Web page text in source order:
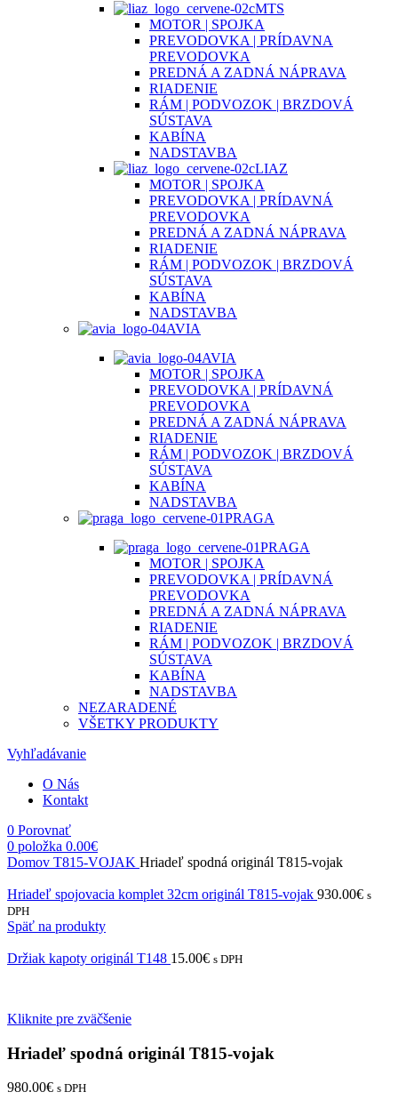
MTS
MOTOR | SPOJKA
PREVODOVKA | PRÍDAVNA
PREVODOVKA
PREDNÁ A ZADNÁ NÁPRAVA
RIADENIE
RÁM | PODVOZOK | BRZDOVÁ
SÚSTAVA
KABÍNA
NADSTAVBA
LIAZ
MOTOR | SPOJKA
PREVODOVKA | PRÍDAVNÁ
PREVODOVKA
PREDNÁ A ZADNÁ NÁPRAVA
RIADENIE
RÁM | PODVOZOK | BRZDOVÁ
SÚSTAVA
KABÍNA
NADSTAVBA
AVIA
AVIA
MOTOR | SPOJKA
PREVODOVKA | PRÍDAVNÁ
PREVODOVKA
PREDNÁ A ZADNÁ NÁPRAVA
RIADENIE
RÁM | PODVOZOK | BRZDOVÁ
SÚSTAVA
KABÍNA
NADSTAVBA
PRAGA
PRAGA
MOTOR | SPOJKA
PREVODOVKA | PRÍDAVNÁ
PREVODOVKA
PREDNÁ A ZADNÁ NÁPRAVA
RIADENIE
RÁM | PODVOZOK | BRZDOVÁ
SÚSTAVA
KABÍNA
NADSTAVBA
NEZARADENÉ
VŠETKY PRODUKTY
Vyhľadávanie
O Nás
Kontakt
0 Porovnať
0 položka 0.00€
Domov T815-VOJAK Hriadeľ spodná originál T815-vojak
Hriadeľ spojovacia komplet 32cm originál T815-vojak 930.00€ s
DPH
Späť na produkty
Držiak kapoty originál T148 15.00€ s DPH
Kliknite pre zväčšenie
Hriadeľ spodná originál T815-vojak
980.00€ s DPH